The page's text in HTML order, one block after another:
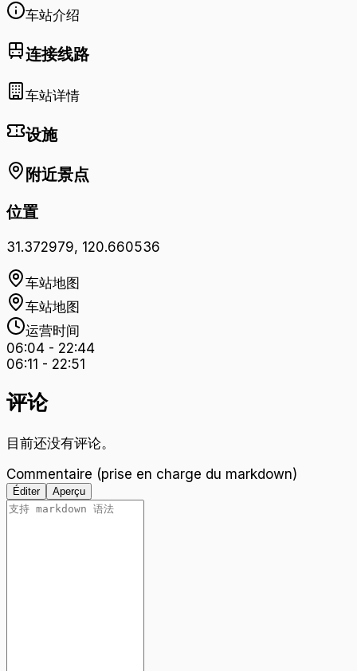
车站介绍
连接线路
车站详情
设施
附近景点
位置
31.372979, 120.660536
车站地图
车站地图
运营时间
06:04 - 22:44
06:11 - 22:51
评论
目前还没有评论。
Commentaire (prise en charge du markdown)
Éditer Aperçu